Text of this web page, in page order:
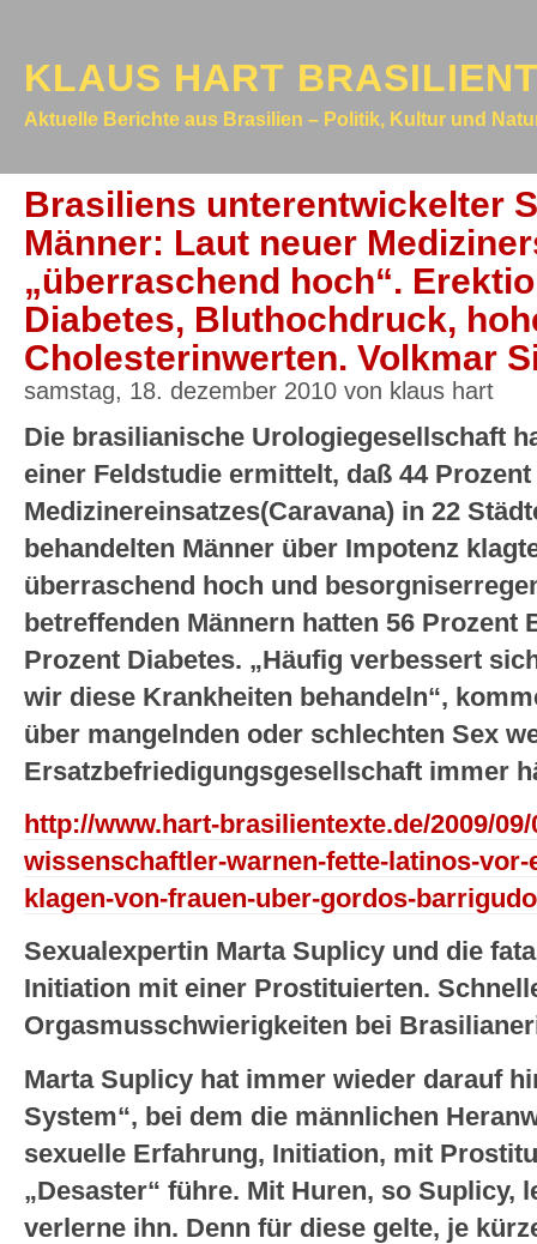
KLAUS HART
Aktuelle Berichte aus Brasilien – Politik, Kultur und
Brasiliens unterentwickelter
Männer: Laut neuer
„überraschend hoch“.
Diabetes, Bluthochdruck,
Cholesterinwerten. Volkmar
samstag, 18. dezember 2010 von klaus hart
Die brasilianische Urologiegesellschaft
einer Feldstudie ermittelt, daß 44
Medizinereinsatzes(Caravana) in 22
behandelten Männer über Impotenz
überraschend hoch und
betreffenden Männern hatten 56 Prozent
Prozent Diabetes. „Häufig verbessert
wir diese Krankheiten behandeln“,
über mangelnden oder schlechten Sex
Ersatzbefriedigungsgesellschaft immer
http://www.hart-brasilientexte.de/2009/
wissenschaftler-warnen-fette-latinos-
klagen-von-frauen-uber-gordos-
Sexualexpertin Marta Suplicy und die
Initiation mit einer Prostituierten.
Orgasmusschwierigkeiten bei
Marta Suplicy hat immer wieder darauf
System“, bei dem die männlichen
sexuelle Erfahrung, Initiation, mit
„Desaster“ führe. Mit Huren, so Suplicy,
verlerne ihn. Denn für diese gelte, je